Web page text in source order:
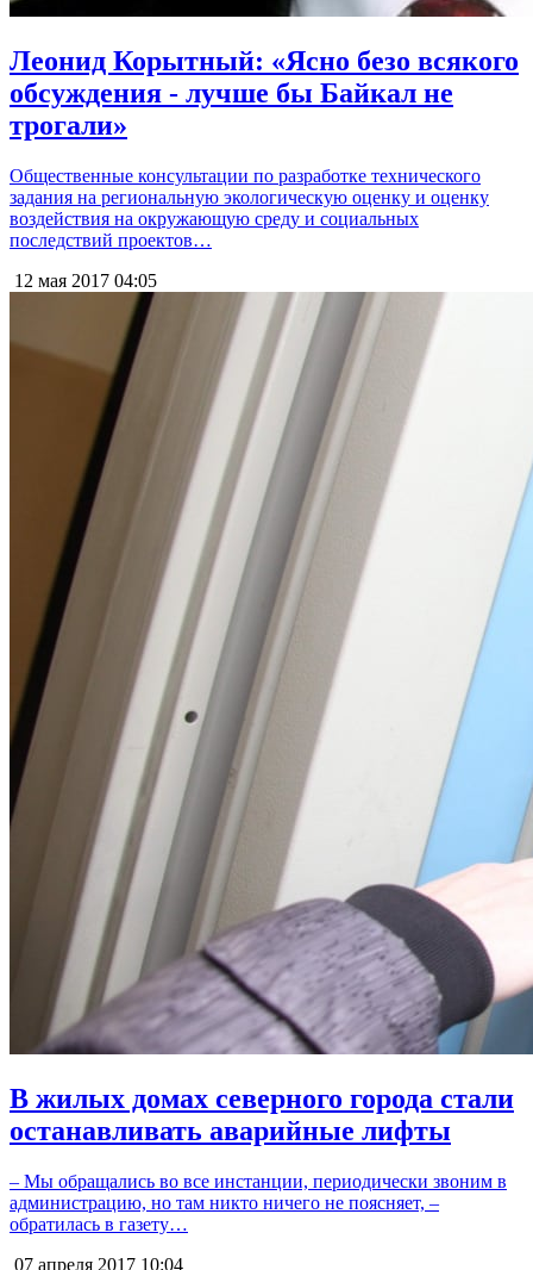
Леонид Корытный: «Ясно безо всякого
обсуждения - лучше бы Байкал не
трогали»
Общественные консультации по разработке технического
задания на региональную экологическую оценку и оценку
воздействия на окружающую среду и социальных
последствий проектов…
12 мая 2017 04:05
В жилых домах северного города стали
останавливать аварийные лифты
– Мы обращались во все инстанции, периодически звоним в
администрацию, но там никто ничего не поясняет, –
обратилась в газету…
07 апреля 2017 10:04